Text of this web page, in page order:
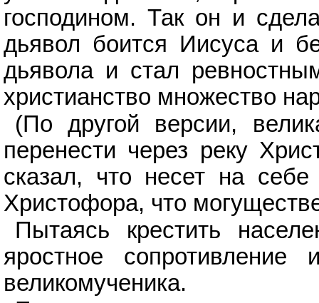
господином. Так он и
дьявол боится Иисуса и
дьявола и стал
христианство множество
(По другой версии,
перенести через реку
сказал, что несет на
Христофора, что
Пытаясь крестить
яростное
великомученика.